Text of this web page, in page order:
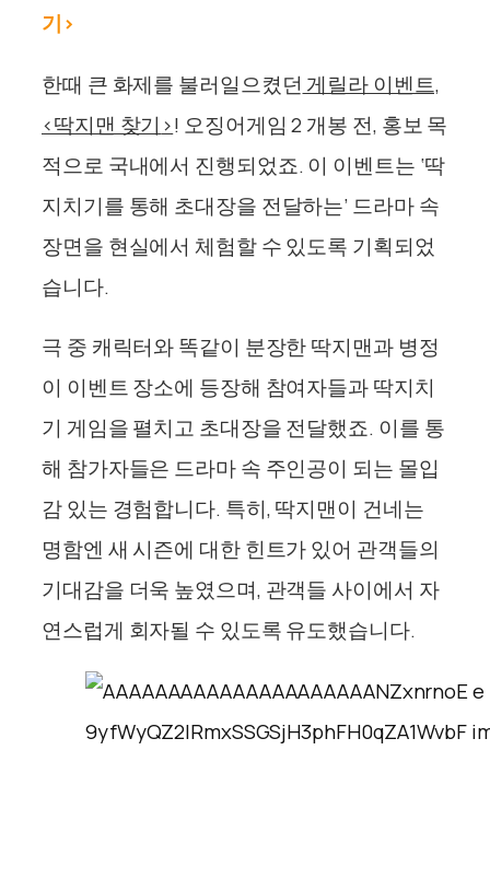
기>
한때 큰 화제를 불러일으켰던 게릴라 이벤트,
<딱지맨 찾기 >! 오징어게임 2 개봉 전, 홍보 목
적으로 국내에서 진행되었죠. 이 이벤트는 ‘딱
지치기를 통해 초대장을 전달하는’ 드라마 속
장면을 현실에서 체험할 수 있도록 기획되었
습니다.
극 중 캐릭터와 똑같이 분장한 딱지맨과 병정
이 이벤트 장소에 등장해 참여자들과 딱지치
기 게임을 펼치고 초대장을 전달했죠. 이를 통
해 참가자들은 드라마 속 주인공이 되는 몰입
감 있는 경험합니다. 특히, 딱지맨이 건네는
명함엔 새 시즌에 대한 힌트가 있어 관객들의
기대감을 더욱 높였으며, 관객들 사이에서 자
연스럽게 회자될 수 있도록 유도했습니다.